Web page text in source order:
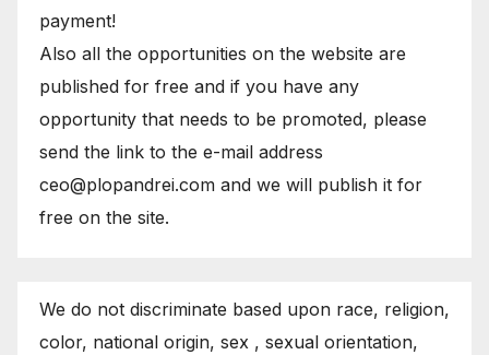
payment!
Also all the opportunities on the website are
published for free and if you have any
opportunity that needs to be promoted, please
send the link to the e-mail address
ceo@plopandrei.com and we will publish it for
free on the site.
We do not discriminate based upon race, religion,
color, national origin, sex , sexual orientation,